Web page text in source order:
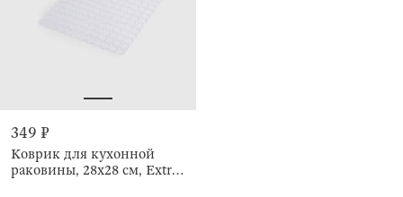
349 ₽
Коврик для кухонной
раковины, 28х28 см, Extra-